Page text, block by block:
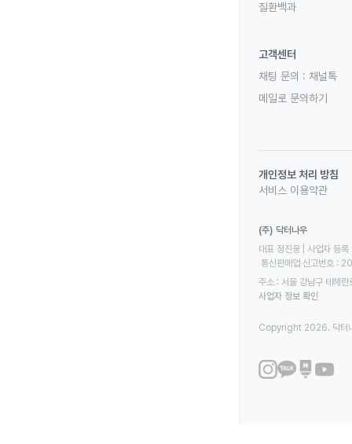
질환백과
고객센터
채팅 문의 : 채널톡
메일로 문의하기
개인정보 처리 방침
서비스 이용약관
(주) 닥터나우
대표 정진웅 | 사업자
통신판매업 신고번호
주소 : 서울 강남구 테헤
사업자 정보 확인
Copyright 2026. 닥터